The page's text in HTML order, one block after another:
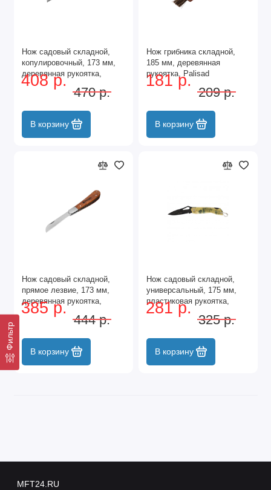
Фильтр
Нож садовый складной,
копулировочный, 173 мм,
деревянная рукоятка,
Palisad
408 р.
470 р.
В корзину
Нож грибника складной,
185 мм, деревянная
рукоятка, Palisad
181 р.
209 р.
В корзину
Нож садовый складной,
прямое лезвие, 173 мм,
деревянная рукоятка,
Palisad
385 р.
444 р.
В корзину
Нож садовый складной,
универсальный, 175 мм,
пластиковая рукоятка,
Palisad
281 р.
325 р.
В корзину
MFT24.RU